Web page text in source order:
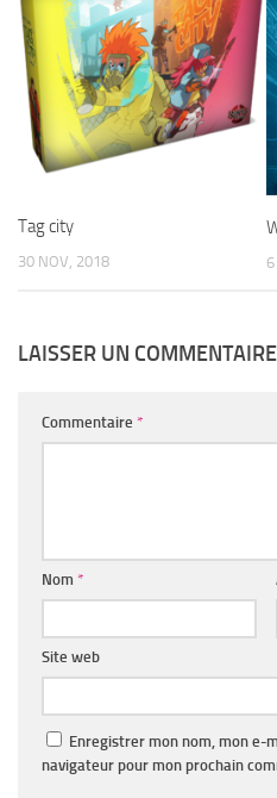
Tag city
30 NOV, 2018
LAISSER UN COMMENTAIRE
Commentaire *
Nom *
Site web
Enregistrer mon nom, mon e-
navigateur pour mon prochain